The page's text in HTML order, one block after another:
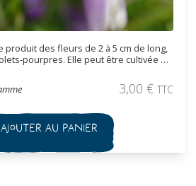
produit des fleurs de 2 à 5 cm de long,
pourpres. Elle peut être cultivée en
un mur, grimper sur une pergola ou
3,00 € TTC
Ajouter au panier